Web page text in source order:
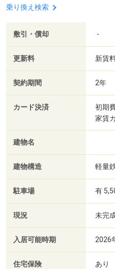
乗り換え検索
敷引・償却 -
更新料 新賃
契約期間 2年
カード決済
初期
家賃
建物名
建物構造 軽量
駐車場 有
現況 未完
入居可能時期 2026
住宅保険 あり